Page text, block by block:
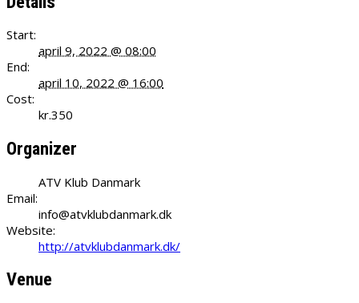
Start:
april 9, 2022 @ 08:00
End:
april 10, 2022 @ 16:00
Cost:
kr.350
Organizer
ATV Klub Danmark
Email:
info@atvklubdanmark.dk
Website:
http://atvklubdanmark.dk/
Venue